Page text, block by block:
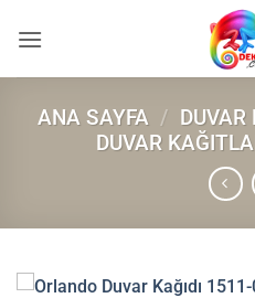
atla
ANA SAYFA / DUVAR
DUVAR